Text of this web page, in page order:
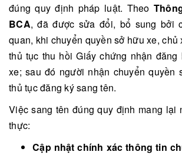
đúng quy định pháp luật. Theo
BCA, đã được sửa đổi, bổ sung bởi
quan, khi chuyển quyền sở hữu xe,
thủ tục thu hồi Giấy chứng nhận
xe; sau đó người nhận chuyển quyền
thủ tục đăng ký sang tên.
Việc sang tên đúng quy định mang lại
thực:
Cập nhật chính xác thông tin